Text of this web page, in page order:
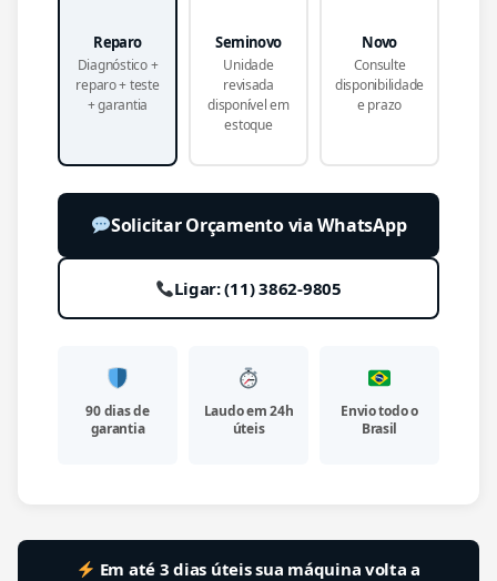
Reparo
Diagnóstico +
reparo + teste
+ garantia
Seminovo
Unidade
revisada
disponível em
estoque
Novo
Consulte
disponibilidade
e prazo
Solicitar Orçamento via WhatsApp
Ligar: (11) 3862-9805
90 dias de
garantia
Laudo em 24h
úteis
Envio todo o
Brasil
Em até 3 dias úteis sua máquina volta a